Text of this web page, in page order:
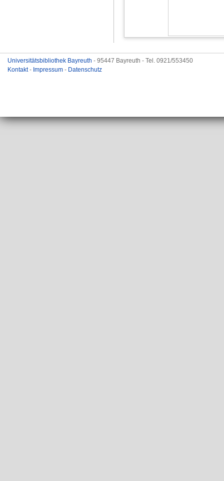
Universitätsbibliothek Bayreuth - 95447 Bayreuth - Tel. 0921/553450
Kontakt- Impressum - Datenschutz